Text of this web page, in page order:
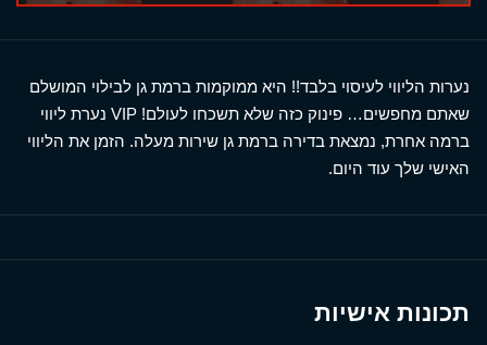
נערות הליווי לעיסוי בלבד!! היא ממוקמות ברמת גן לבילוי המושלם
שאתם מחפשים… פינוק כזה שלא תשכחו לעולם! VIP נערת ליווי
ברמה אחרת, נמצאת בדירה ברמת גן שירות מעלה. הזמן את הליווי
האישי שלך עוד היום.
תכונות אישיות